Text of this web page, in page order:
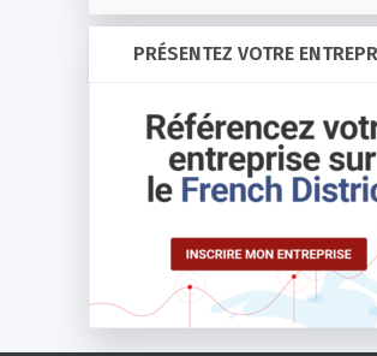
PRÉSENTEZ VOTRE